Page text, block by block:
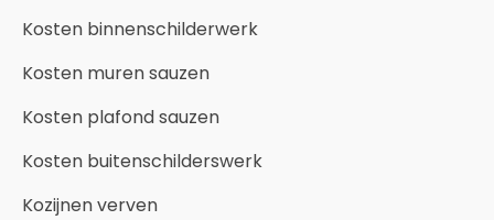
Kosten binnenschilderwerk
Kosten muren sauzen
Kosten plafond sauzen
Kosten buitenschilderswerk
Kozijnen verven